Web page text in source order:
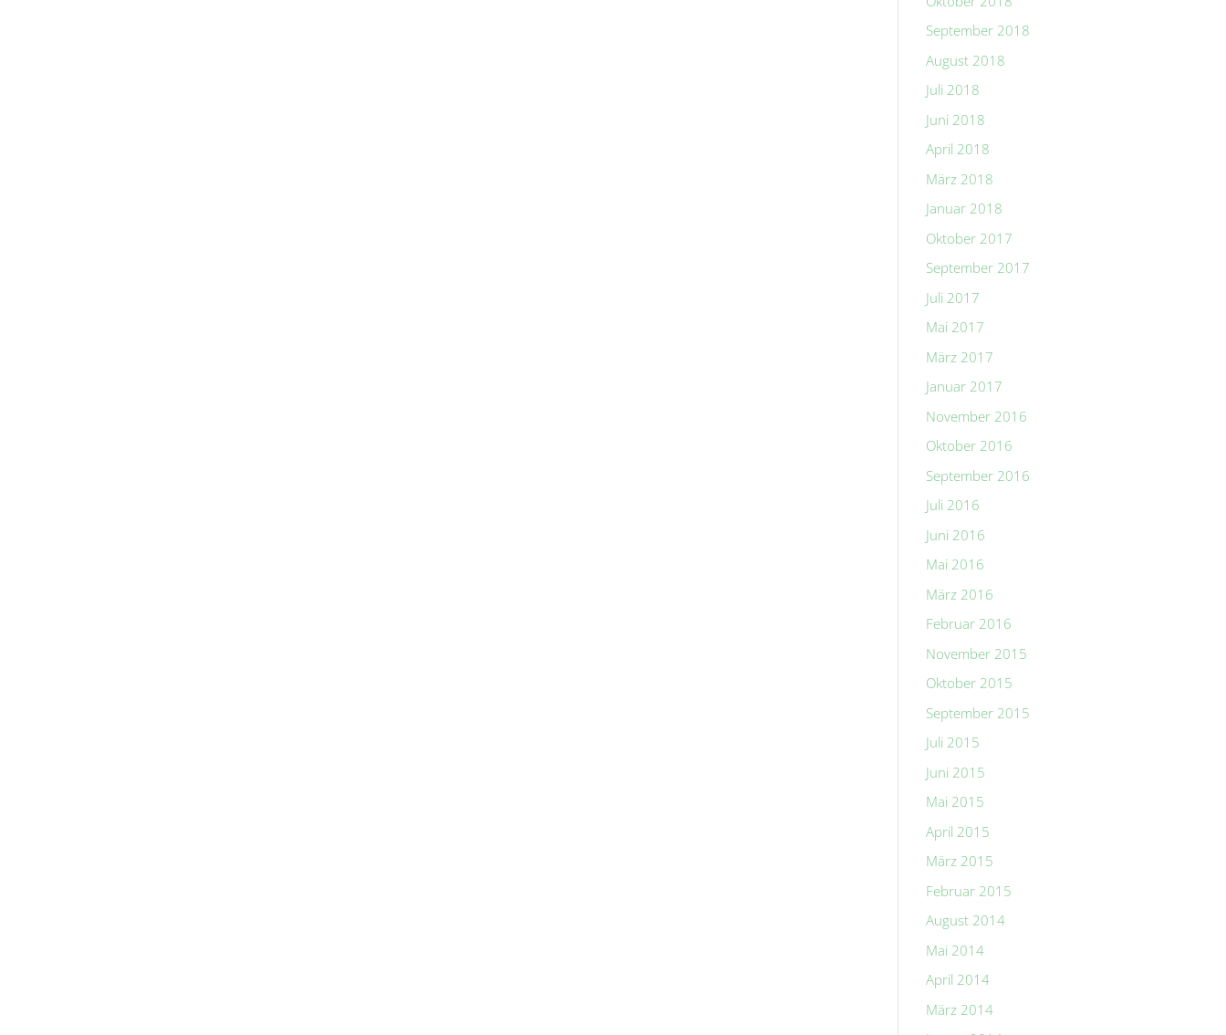
September 2018
August 2018
Juli 2018
Juni 2018
April 2018
März 2018
Januar 2018
Oktober 2017
September 2017
Juli 2017
Mai 2017
März 2017
Januar 2017
November 2016
Oktober 2016
September 2016
Juli 2016
Juni 2016
Mai 2016
März 2016
Februar 2016
November 2015
Oktober 2015
September 2015
Juli 2015
Juni 2015
Mai 2015
April 2015
März 2015
Februar 2015
August 2014
Mai 2014
April 2014
März 2014